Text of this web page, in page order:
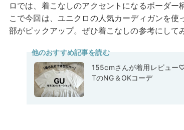
ロでは、着こなしのアクセントになるボーダ
こで今回は、ユニクロの人気カーディガンを
部がピックアップ。ぜひ着こなしの参考にして
他のおすすめ記事を読む
155cmさんが着用レビュー
TのNG＆OKコーデ